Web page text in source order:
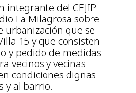
integrante del CEJIP
La Milagrosa sobre
urbanización que se
15 y que consisten
y pedido de medidas
vecinos y vecinas
condiciones dignas
y al barrio.